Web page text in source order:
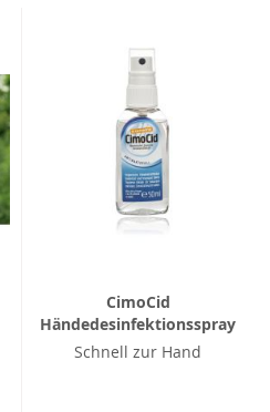
CimoCid
Händedesinfektionsspray
Schnell zur Hand